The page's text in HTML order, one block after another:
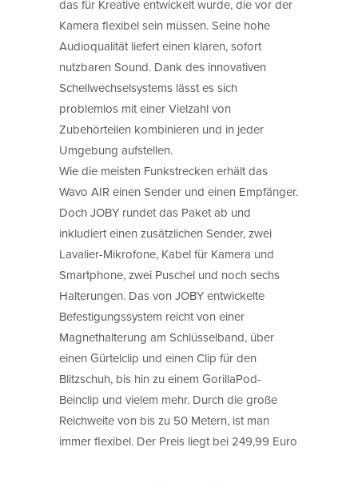
das für Kreative entwickelt wurde, die vor der
Kamera flexibel sein müssen. Seine hohe
Audioqualität liefert einen klaren, sofort
nutzbaren Sound. Dank des innovativen
Schellwechselsystems lässt es sich
problemlos mit einer Vielzahl von
Zubehörteilen kombinieren und in jeder
Umgebung aufstellen.
Wie die meisten Funkstrecken erhält das
Wavo AIR einen Sender und einen Empfänger.
Doch JOBY rundet das Paket ab und
inkludiert einen zusätzlichen Sender, zwei
Lavalier-Mikrofone, Kabel für Kamera und
Smartphone, zwei Puschel und noch sechs
Halterungen. Das von JOBY entwickelte
Befestigungssystem reicht von einer
Magnethalterung am Schlüsselband, über
einen Gürtelclip und einen Clip für den
Blitzschuh, bis hin zu einem GorillaPod-
Beinclip und vielem mehr. Durch die große
Reichweite von bis zu 50 Metern, ist man
immer flexibel. Der Preis liegt bei 249,99 Euro